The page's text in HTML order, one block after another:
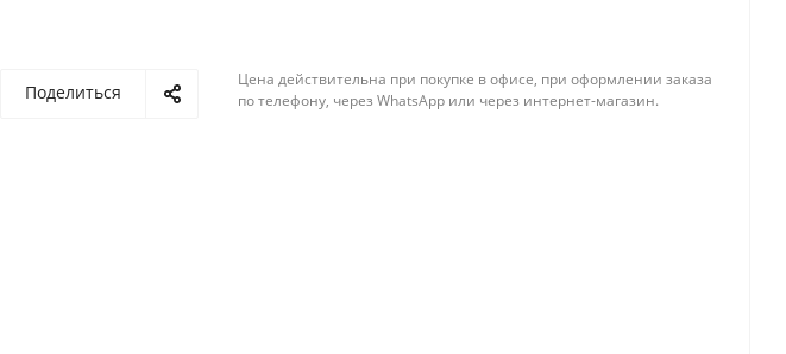
Поделиться
Цена действительна при покупке в офисе, при оформлении заказа
по телефону, через WhatsApp или через интернет-магазин.